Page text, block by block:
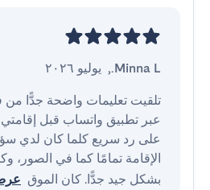
Minna L.
, يوليو ٢٠٢٦
بشكل جيد جدًّا. كان الموق